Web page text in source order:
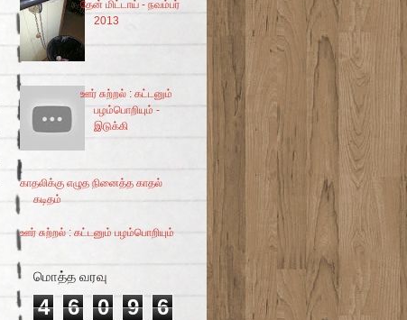
தேன் மிட்டாய் - நவம்பர்
2013
ஊர் சுற்றல் : கட்டனும்
பழம்பொறியும் -
இடுக்கி
காதலிக்கு எழுத நினைத்த காதல்
கடிதம்
ஊர் சுற்றல் : கட்டனும் பழம்பொறியும்
மொத்த வரவு
4 6 0 9
6